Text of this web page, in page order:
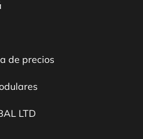
de precios
LTD